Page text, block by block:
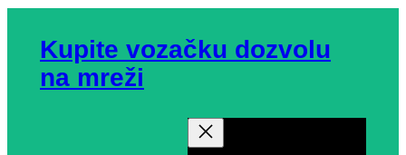
Kupite vozačku dozvolu
na mreži